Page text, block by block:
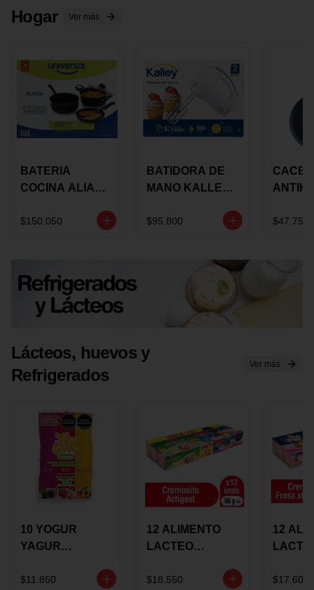
Hogar Ver más
BATERIA
COCINA ALIADA
PIEZAS
$150.050
BATIDORA DE
MANO KALLEY
VELOCIDADES
$95.800
TAPA
$47.750
Lácteos, huevos y
Refrigerados
Ver más
10 YOGUR
YAGUR
150ML SURTIDO
$11.850
12 ALIMENTO
LACTEO
ALQUERIA
$18.550
12
$17.600